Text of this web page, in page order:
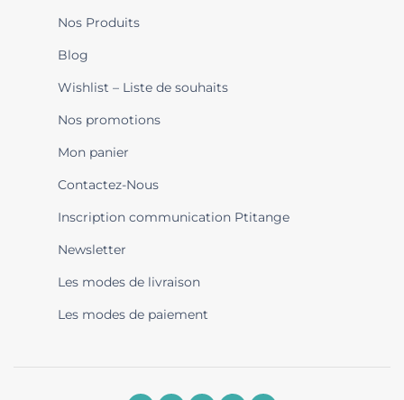
Nos Produits
Blog
Wishlist – Liste de souhaits
Nos promotions
Mon panier
Contactez-Nous
Inscription communication Ptitange
Newsletter
Les modes de livraison
Les modes de paiement